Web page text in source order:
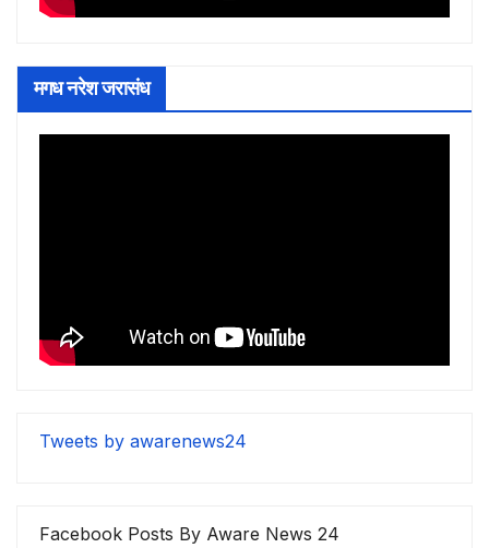
मगध नरेश जरासंध
Tweets by awarenews24
Facebook Posts By Aware News 24